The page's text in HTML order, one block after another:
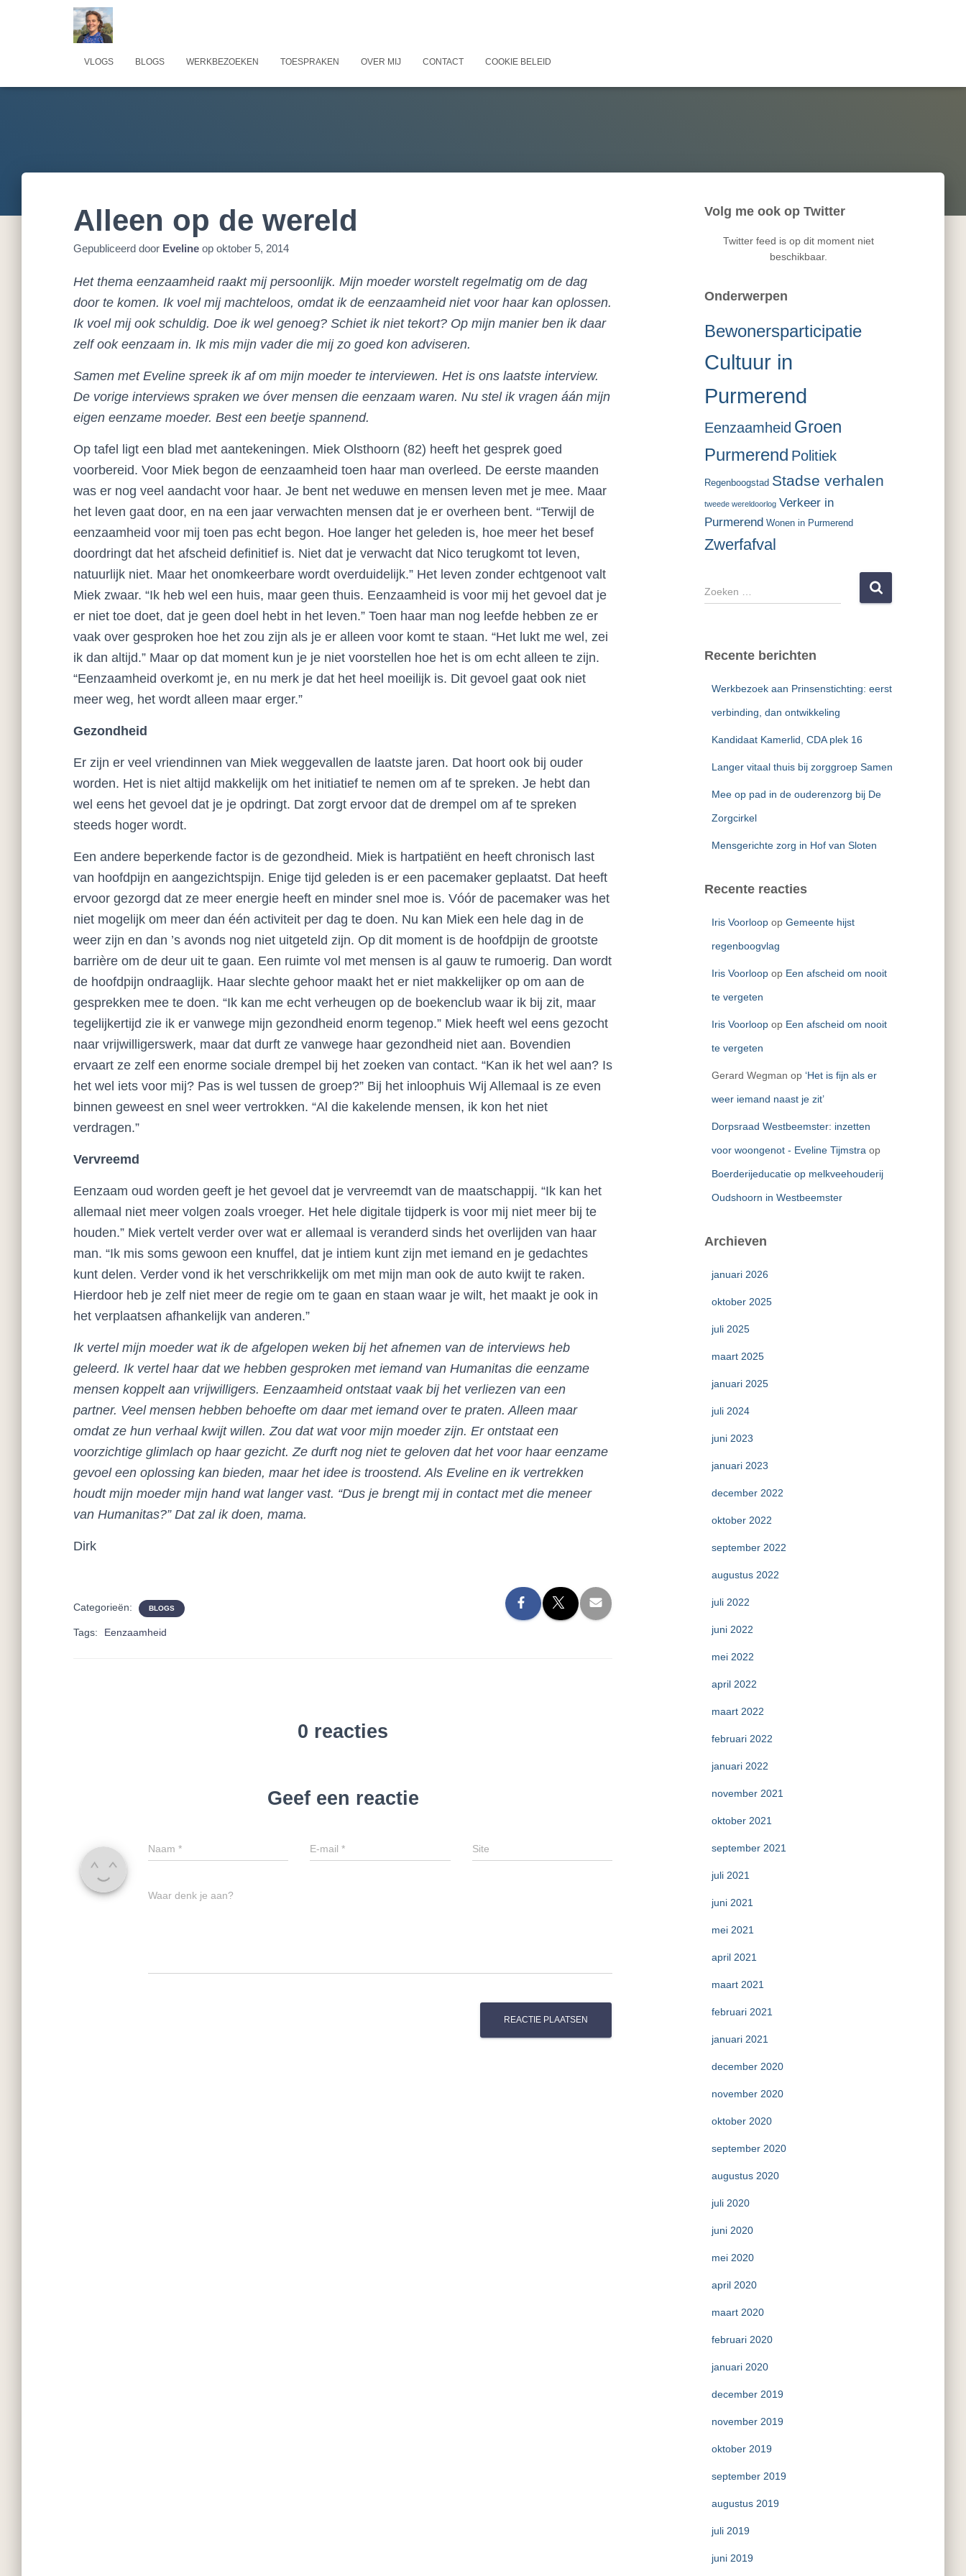
VLOGS BLOGS WERKBEZOEKEN TOESPRAKEN OVER MIJ CONTACT COOKIE BELEID
Alleen op de wereld
Gepubliceerd door Eveline op oktober 5, 2014
Het thema eenzaamheid raakt mij persoonlijk. Mijn moeder worstelt regelmatig om de dag
door te komen. Ik voel mij machteloos, omdat ik de eenzaamheid niet voor haar kan oplossen.
Ik voel mij ook schuldig. Doe ik wel genoeg? Schiet ik niet tekort? Op mijn manier ben ik daar
zelf ook eenzaam in. Ik mis mijn vader die mij zo goed kon adviseren.
Samen met Eveline spreek ik af om mijn moeder te interviewen. Het is ons laatste interview.
De vorige interviews spraken we óver mensen die eenzaam waren. Nu stel ik vragen áán mijn
eigen eenzame moeder. Best een beetje spannend.
Op tafel ligt een blad met aantekeningen. Miek Olsthoorn (82) heeft het gesprek goed
voorbereid. Voor Miek begon de eenzaamheid toen haar man overleed. De eerste maanden
was er nog veel aandacht voor haar. Je bent net weduwe en mensen leven met je mee. Maar
het leven gaat door, en na een jaar verwachten mensen dat je er overheen bent. “Terwijl de
eenzaamheid voor mij toen pas echt begon. Hoe langer het geleden is, hoe meer het besef
doordringt dat het afscheid definitief is. Niet dat je verwacht dat Nico terugkomt tot leven,
natuurlijk niet. Maar het onomkeerbare wordt overduidelijk.” Het leven zonder echtgenoot valt
Miek zwaar. “Ik heb wel een huis, maar geen thuis. Eenzaamheid is voor mij het gevoel dat je
er niet toe doet, dat je geen doel hebt in het leven.” Toen haar man nog leefde hebben ze er
vaak over gesproken hoe het zou zijn als je er alleen voor komt te staan. “Het lukt me wel, zei
ik dan altijd.” Maar op dat moment kun je je niet voorstellen hoe het is om echt alleen te zijn.
“Eenzaamheid overkomt je, en nu merk je dat het heel moeilijk is. Dit gevoel gaat ook niet
meer weg, het wordt alleen maar erger.”
Gezondheid
Er zijn er veel vriendinnen van Miek weggevallen de laatste jaren. Dat hoort ook bij ouder
worden. Het is niet altijd makkelijk om het initiatief te nemen om af te spreken. Je hebt dan
wel eens het gevoel dat je je opdringt. Dat zorgt ervoor dat de drempel om af te spreken
steeds hoger wordt.
Een andere beperkende factor is de gezondheid. Miek is hartpatiënt en heeft chronisch last
van hoofdpijn en aangezichtspijn. Enige tijd geleden is er een pacemaker geplaatst. Dat heeft
ervoor gezorgd dat ze meer energie heeft en minder snel moe is. Vóór de pacemaker was het
niet mogelijk om meer dan één activiteit per dag te doen. Nu kan Miek een hele dag in de
weer zijn en dan ’s avonds nog niet uitgeteld zijn. Op dit moment is de hoofdpijn de grootste
barrière om de deur uit te gaan. Een ruimte vol met mensen is al gauw te rumoerig. Dan wordt
de hoofdpijn ondraaglijk. Haar slechte gehoor maakt het er niet makkelijker op om aan de
gesprekken mee te doen. “Ik kan me echt verheugen op de boekenclub waar ik bij zit, maar
tegelijkertijd zie ik er vanwege mijn gezondheid enorm tegenop.” Miek heeft wel eens gezocht
naar vrijwilligerswerk, maar dat durft ze vanwege haar gezondheid niet aan. Bovendien
ervaart ze zelf een enorme sociale drempel bij het zoeken van contact. “Kan ik het wel aan? Is
het wel iets voor mij? Pas is wel tussen de groep?” Bij het inloophuis Wij Allemaal is ze even
binnen geweest en snel weer vertrokken. “Al die kakelende mensen, ik kon het niet
verdragen.”
Vervreemd
Eenzaam oud worden geeft je het gevoel dat je vervreemdt van de maatschappij. “Ik kan het
allemaal niet meer volgen zoals vroeger. Het hele digitale tijdperk is voor mij niet meer bij te
houden.” Miek vertelt verder over wat er allemaal is veranderd sinds het overlijden van haar
man. “Ik mis soms gewoon een knuffel, dat je intiem kunt zijn met iemand en je gedachtes
kunt delen. Verder vond ik het verschrikkelijk om met mijn man ook de auto kwijt te raken.
Hierdoor heb je zelf niet meer de regie om te gaan en staan waar je wilt, het maakt je ook in
het verplaatsen afhankelijk van anderen.”
Ik vertel mijn moeder wat ik de afgelopen weken bij het afnemen van de interviews heb
geleerd. Ik vertel haar dat we hebben gesproken met iemand van Humanitas die eenzame
mensen koppelt aan vrijwilligers. Eenzaamheid ontstaat vaak bij het verliezen van een
partner. Veel mensen hebben behoefte om daar met iemand over te praten. Alleen maar
omdat ze hun verhaal kwijt willen. Zou dat wat voor mijn moeder zijn. Er ontstaat een
voorzichtige glimlach op haar gezicht. Ze durft nog niet te geloven dat het voor haar eenzame
gevoel een oplossing kan bieden, maar het idee is troostend. Als Eveline en ik vertrekken
houdt mijn moeder mijn hand wat langer vast. “Dus je brengt mij in contact met die meneer
van Humanitas?” Dat zal ik doen, mama.
Dirk
Categorieën: BLOGS
Tags: Eenzaamheid
0 reacties
Geef een reactie
Naam * E-mail* Site
Waar denk je aan?
Volg me ook op Twitter
Twitter feed is op dit moment niet
beschikbaar.
Onderwerpen
Bewonersparticipatie
Cultuur in
Purmerend
Eenzaamheid Groen
Purmerend Politiek
Regenboogstad Stadse verhalen
tweede wereldoorlog Verkeer in
Purmerend Wonen in Purmerend
Zwerfafval
Z
o
e
Recente berichten
Werkbezoek aan Prinsenstichting: eerst
verbinding, dan ontwikkeling
Kandidaat Kamerlid, CDA plek 16
Langer vitaal thuis bij zorggroep Samen
Mee op pad in de ouderenzorg bij De
Zorgcirkel
Mensgerichte zorg in Hof van Sloten
Recente reacties
Iris Voorloopop Gemeente hijst
regenboogvlag
Iris Voorloopop Een afscheid om nooit
te vergeten
Iris Voorloopop Een afscheid om nooit
te vergeten
Gerard Wegman op ‘Het is fijn als er
weer iemand naast je zit’
Dorpsraad Westbeemster: inzetten
voor woongenot - Eveline Tijmstra op
Boerderijeducatie op melkveehouderij
Oudshoorn in Westbeemster
Archieven
januari 2026
oktober 2025
juli 2025
maart 2025
januari 2025
juli 2024
juni 2023
januari 2023
december 2022
oktober 2022
september 2022
augustus 2022
juli 2022
juni 2022
mei 2022
april 2022
maart 2022
februari 2022
januari 2022
november 2021
oktober 2021
september 2021
juli 2021
juni 2021
mei 2021
april 2021
maart 2021
februari 2021
januari 2021
december 2020
november 2020
oktober 2020
september 2020
augustus 2020
juli 2020
juni 2020
mei 2020
april 2020
maart 2020
februari 2020
januari 2020
december 2019
november 2019
oktober 2019
september 2019
augustus 2019
juli 2019
juni 2019